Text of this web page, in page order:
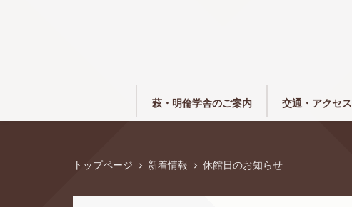
萩・明倫学舎のご案内 交通・アクセス
トップページ 新着情報 休館日のお知らせ